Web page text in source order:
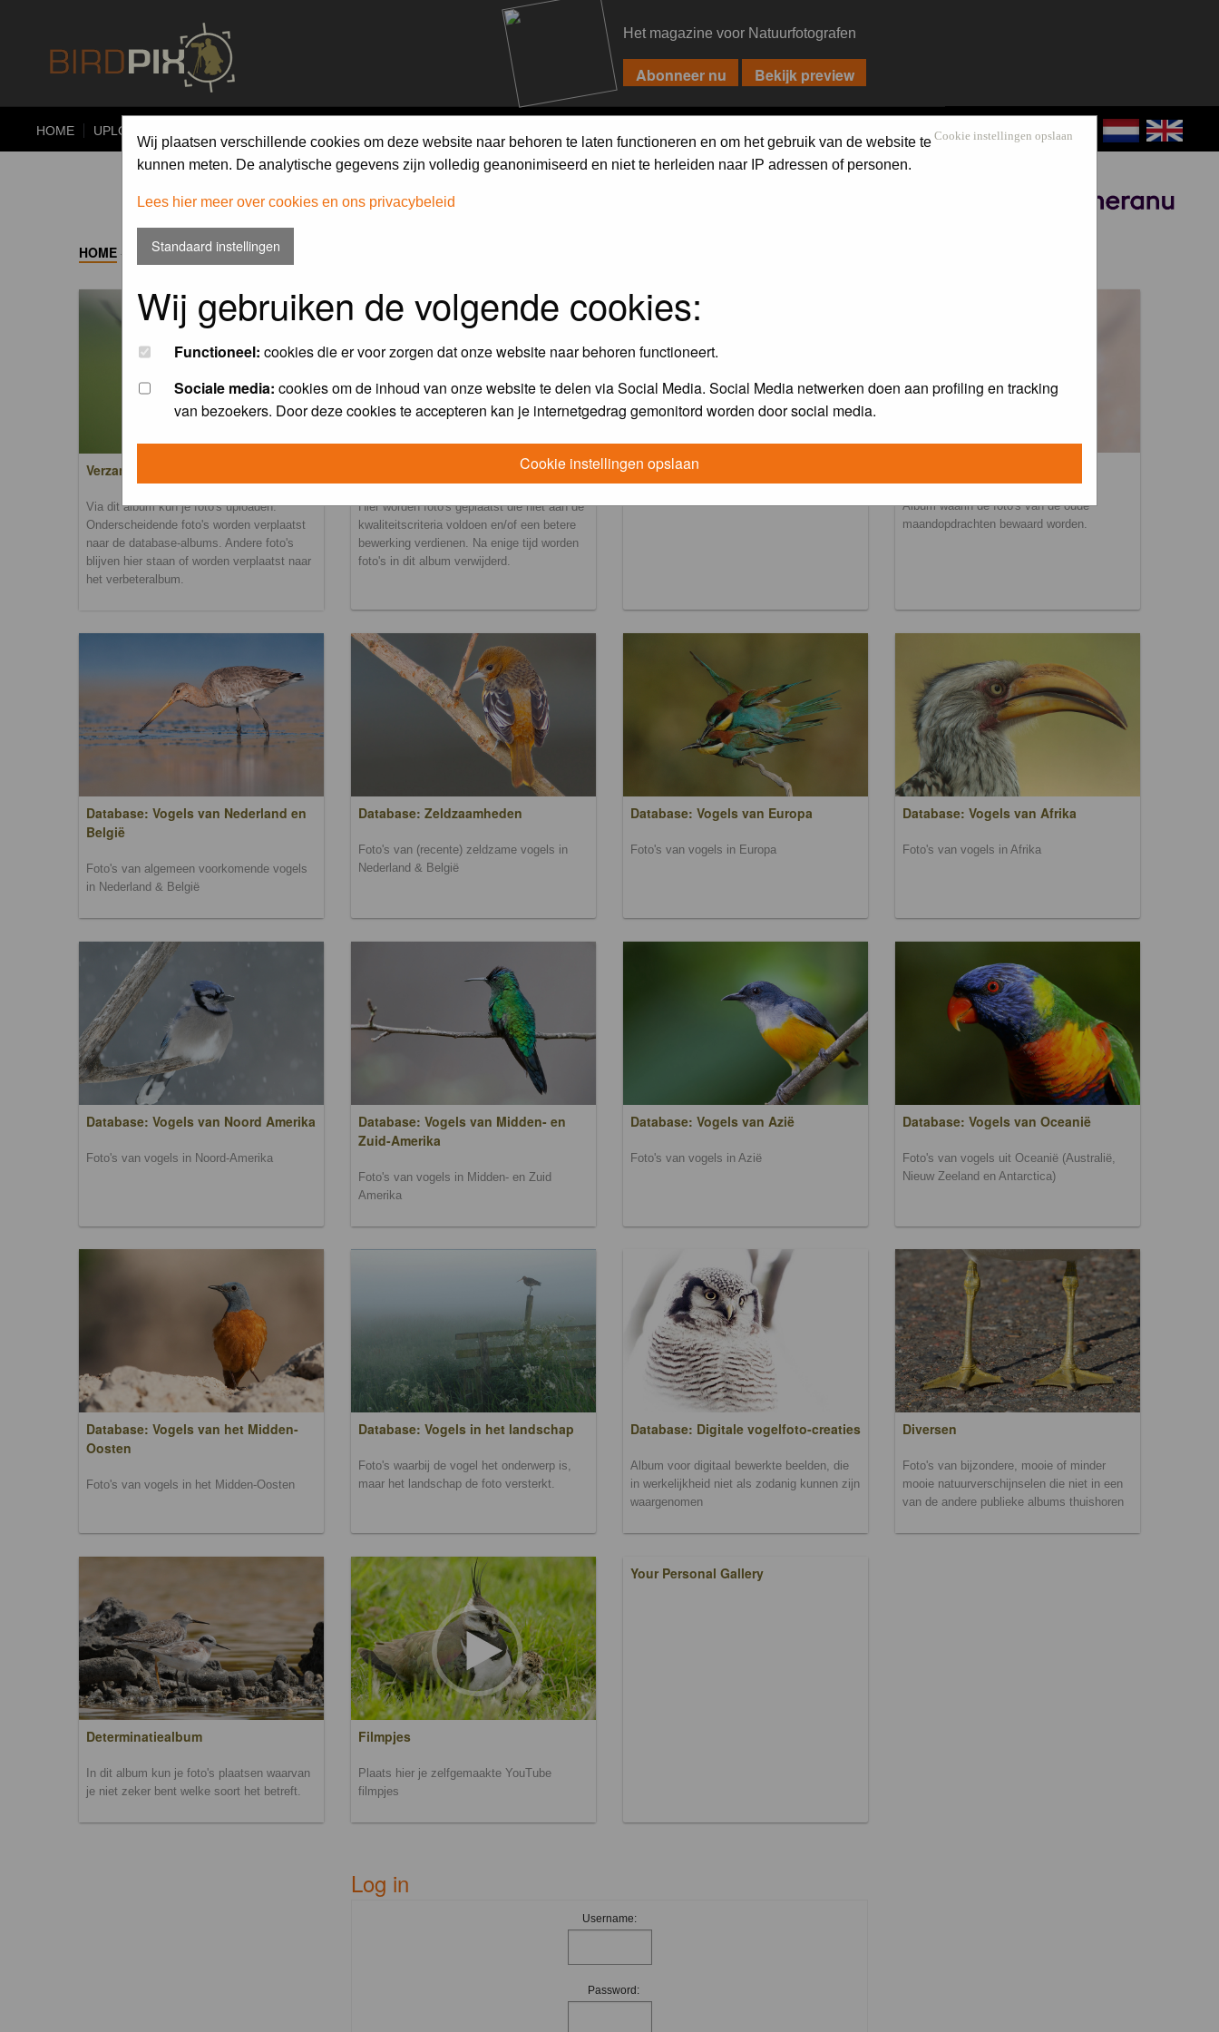
Het magazine voor Natuurfotografen
HOME UPLOAD Cookie instellingen opslaan
Wij plaatsen verschillende cookies om deze website naar behoren te laten functioneren en om het gebruik van de website te
kunnen meten. De analytische gegevens zijn volledig geanonimiseerd en niet te herleiden naar IP adressen of personen.
Lees hier meer over cookies en ons privacybeleid
Standaard instellingen
Wij gebruiken de volgende cookies:
Functioneel: cookies die er voor zorgen dat onze website naar behoren functioneert.
Sociale media: cookies om de inhoud van onze website te delen via Social Media. Social Media netwerken doen aan profiling en tracking
van bezoekers. Door deze cookies te accepteren kan je internetgedrag gemonitord worden door social media.
Cookie instellingen opslaan
HOME -> ALBUM
Verzamel- en uploadalbum
Via dit album kun je foto's uploaden.
Onderscheidende foto's worden verplaatst
naar de database-albums. Andere foto's
blijven hier staan of worden verplaatst naar
het verbeteralbum.
Hier worden foto's geplaatst die niet aan de
kwaliteitscriteria voldoen en/of een betere
bewerking verdienen. Na enige tijd worden
foto's in dit album verwijderd.
Maandopdracht
maandopdracht.
Album waarin de foto's van de oude
maandopdrachten bewaard worden.
Database: Vogels van Nederland en
België
Foto's van algemeen voorkomende vogels
in Nederland & België
Database: Zeldzaamheden
Foto's van (recente) zeldzame vogels in
Nederland & België
Database: Vogels van Europa
Foto's van vogels in Europa
Database: Vogels van Afrika
Foto's van vogels in Afrika
Database: Vogels van Noord Amerika
Foto's van vogels in Noord-Amerika
Database: Vogels van Midden- en
Zuid-Amerika
Foto's van vogels in Midden- en Zuid
Amerika
Database: Vogels van Azië
Foto's van vogels in Azië
Database: Vogels van Oceanië
Foto's van vogels uit Oceanië (Australië,
Nieuw Zeeland en Antarctica)
Database: Vogels van het Midden-
Oosten
Foto's van vogels in het Midden-Oosten
Database: Vogels in het landschap
Foto's waarbij de vogel het onderwerp is,
maar het landschap de foto versterkt.
Database: Digitale vogelfoto-creaties
Album voor digitaal bewerkte beelden, die
in werkelijkheid niet als zodanig kunnen zijn
waargenomen
Diversen
Foto's van bijzondere, mooie of minder
mooie natuurverschijnselen die niet in een
van de andere publieke albums thuishoren
Determinatiealbum
In dit album kun je foto's plaatsen waarvan
je niet zeker bent welke soort het betreft.
Filmpjes
Plaats hier je zelfgemaakte YouTube
filmpjes
Your Personal Gallery
Log in
Username:
Password: